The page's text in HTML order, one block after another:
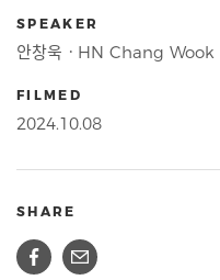
SPEAKER
안창욱ㆍHN Chang Wook
FILMED
2024.10.08
SHARE